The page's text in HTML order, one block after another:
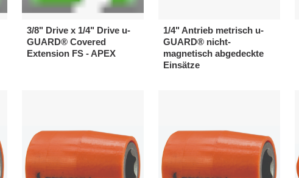
3/8" Drive x 1/4" Drive u-
GUARD® Covered
Extension FS - APEX
1/4" Antrieb metrisch u-
GUARD® nicht-
magnetisch abgedeckte
Einsätze